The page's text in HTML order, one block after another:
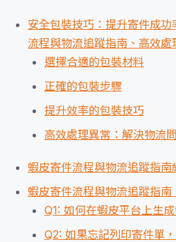
安全包裝技巧：提升寄件成
流程與物流追蹤指南、高效
選擇合適的包裝材料
正確的包裝步驟
提升效率的包裝技巧
高效處理異常：解決物流
蝦皮寄件流程與物流追蹤指南
蝦皮寄件流程與物流追蹤指南
Q1: 如何在蝦皮平台上生
Q2: 如果忘記列印寄件單